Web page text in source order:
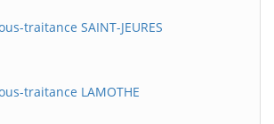
traitance SAINT-JEURES
traitance LAMOTHE